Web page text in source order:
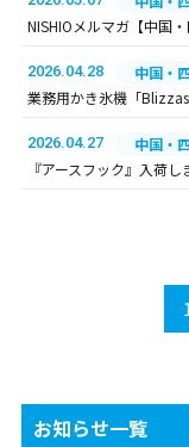
NISHIOメルマガ【中国
2026.04.28
中国・
業務用かき氷機「
2026.04.27
中国・
『アースフック』入荷し
お知らせ一覧